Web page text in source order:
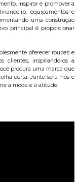
inspirar e promover a
equipamentos e
uma construção
principal é proporcionar
oferecer roupas e
clientes, inspirando-os a
procura uma marca que
certa. Junte-se a nós e
à moda e à atitude.